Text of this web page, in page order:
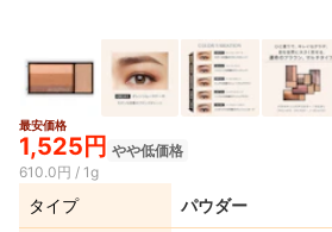
最安価格
1,525円 やや低価格
610.0円 / 1g
タイプ パウダー